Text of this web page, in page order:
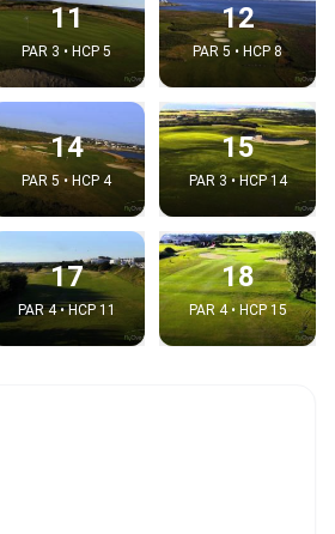
11
PAR 3 • HCP 5
12
PAR 5 • HCP 8
14
PAR 5 • HCP 4
15
PAR 3 • HCP 14
17
PAR 4 • HCP 11
18
PAR 4 • HCP 15